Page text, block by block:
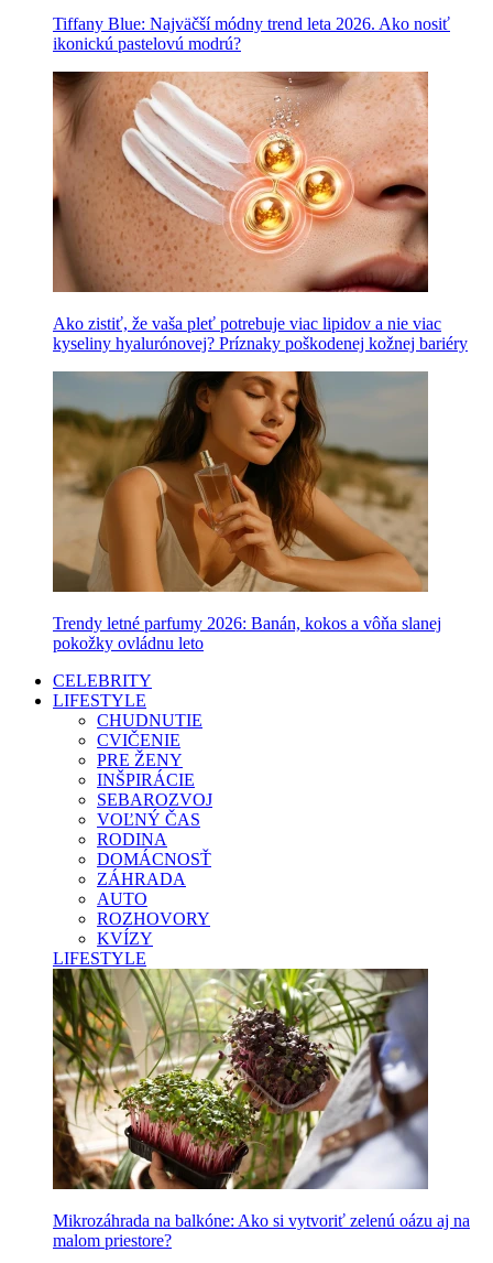
Tiffany Blue: Najväčší módny trend leta 2026. Ako nosiť
ikonickú pastelovú modrú?
Ako zistiť, že vaša pleť potrebuje viac lipidov a nie viac
kyseliny hyalurónovej? Príznaky poškodenej kožnej bariéry
Trendy letné parfumy 2026: Banán, kokos a vôňa slanej
pokožky ovládnu leto
CELEBRITY
LIFESTYLE
CHUDNUTIE
CVIČENIE
PRE ŽENY
INŠPIRÁCIE
SEBAROZVOJ
VOĽNÝ ČAS
RODINA
DOMÁCNOSŤ
ZÁHRADA
AUTO
ROZHOVORY
KVÍZY
LIFESTYLE
Mikrozáhrada na balkóne: Ako si vytvoriť zelenú oázu aj na
malom priestore?